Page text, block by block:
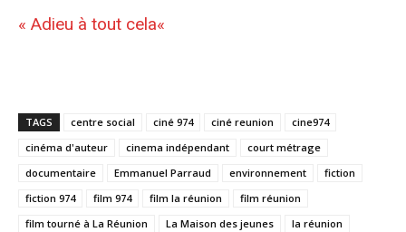
« Adieu à tout cela«
TAGS centre social ciné 974 ciné reunion
cine974
cinéma d'auteur
cinema indépendant
court métrage
documentaire
Emmanuel Parraud environnement
fiction
fiction 974
film 974 film la réunion
film réunion
film tourné à La Réunion
La Maison des jeunes
la réunion